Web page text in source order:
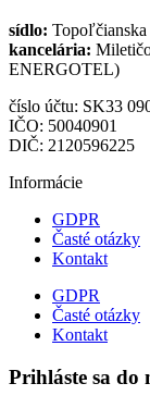
sídlo: Topoľčianska
kancelária:
ENERGOTEL)
číslo účtu: SK33
IČO: 50040901
DIČ: 2120596225
Informácie
GDPR
Časté otázky
Kontakt
GDPR
Časté otázky
Kontakt
Prihláste sa do